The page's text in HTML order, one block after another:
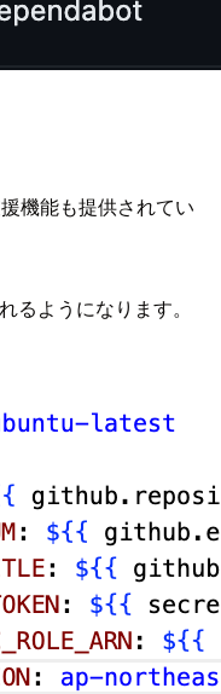
機能も提供されてい
るようになります。